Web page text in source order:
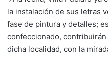
la instalación de sus letras
fase de pintura y detalles;
confeccionado,
dicha localidad, con la